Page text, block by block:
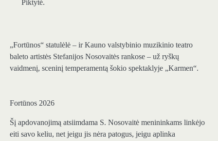
Piktytė.
„Fortūnos“ statulėlė – ir Kauno valstybinio muzikinio teatro
baleto artistės Stefanijos Nosovaitės rankose – už ryškų
vaidmenį, sceninį temperamentą šokio spektaklyje „Karmen“.
Fortūnos 2026
Šį apdovanojimą atsiimdama S. Nosovaitė menininkams linkėjo
eiti savo keliu, net jeigu jis nėra patogus, jeigu aplinka